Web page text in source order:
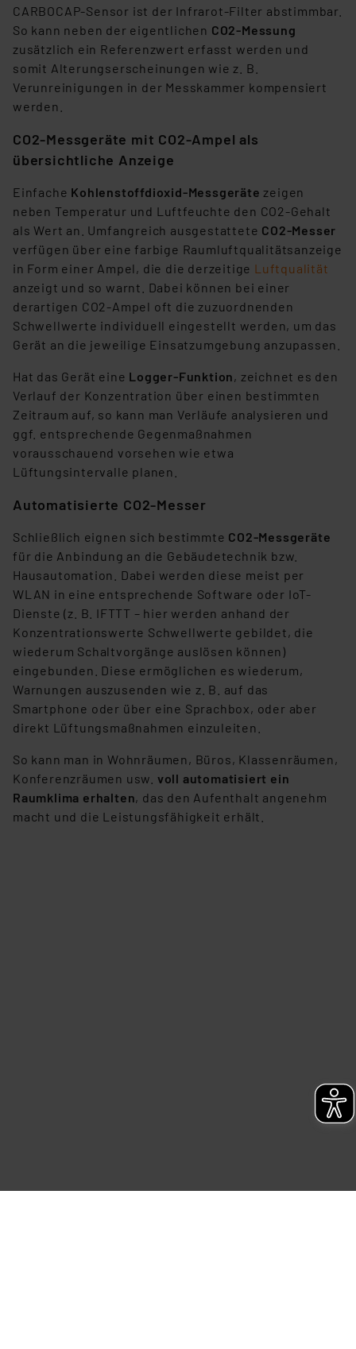
CARBOCAP-Sensor ist der Infrarot-Filter abstimmbar.
So kann neben der eigentlichen CO2-Messung
zusätzlich ein Referenzwert erfasst werden und
somit Alterungserscheinungen wie z. B.
Verunreinigungen in der Messkammer kompensiert
werden.
CO2-Messgeräte mit CO2-Ampel als
übersichtliche Anzeige
Einfache Kohlenstoffdioxid-Messgeräte zeigen
neben Temperatur und Luftfeuchte den CO2-Gehalt
als Wert an. Umfangreich ausgestattete CO2-Messer
verfügen über eine farbige Raumluftqualitätsanzeige
in Form einer Ampel, die die derzeitige Luftqualität
anzeigt und so warnt. Dabei können bei einer
derartigen CO2-Ampel oft die zuzuordnenden
Schwellwerte individuell eingestellt werden, um das
Gerät an die jeweilige Einsatzumgebung anzupassen.
Hat das Gerät eine Logger-Funktion , zeichnet es den
Verlauf der Konzentration über einen bestimmten
Zeitraum auf, so kann man Verläufe analysieren und
ggf. entsprechende Gegenmaßnahmen
vorausschauend vorsehen wie etwa
Lüftungsintervalle planen.
Automatisierte CO2-Messer
Schließlich eignen sich bestimmte CO2-Messgeräte
für die Anbindung an die Gebäudetechnik bzw.
Hausautomation. Dabei werden diese meist per
WLAN in eine entsprechende Software oder IoT-
Dienste (z. B. IFTTT – hier werden anhand der
Konzentrationswerte Schwellwerte gebildet, die
wiederum Schaltvorgänge auslösen können)
eingebunden. Diese ermöglichen es wiederum,
Warnungen auszusenden wie z. B. auf das
Smartphone oder über eine Sprachbox, oder aber
direkt Lüftungsmaßnahmen einzuleiten.
So kann man in Wohnräumen, Büros, Klassenräumen,
Konferenzräumen usw. voll automatisiert ein
Raumklima erhalten, das den Aufenthalt angenehm
macht und die Leistungsfähigkeit erhält.